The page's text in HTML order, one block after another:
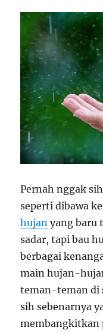
Pernah nggak
seperti dibawa
hujan yang baru
sadar, tapi bau
berbagai
main hujan-
teman-teman di
sih sebenarnya
membangkitkan